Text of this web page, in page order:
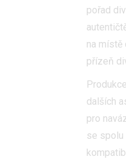
pořad
na místě
přízeň
dalších
pro
se spolu